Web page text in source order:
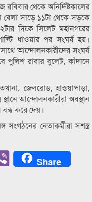
থেকে অনির্দিষ্টকালের
সাড়ে ১১টা থেকে সড়কে
দিকে সিলেট মহানগরের
ধাওয়ার পর সংঘর্ষ হয়।
সাথে আন্দোলনকারীদের সংঘর্ষ
পুলিশ রাবার বুলেট, কাঁদানে
জেলরোড, হাওয়াপাড়া,
আন্দোলনকারীরা অবস্থান
করে দেয়।
সংগঠনের নেতাকর্মীরা সশস্ত্র
ViberShare